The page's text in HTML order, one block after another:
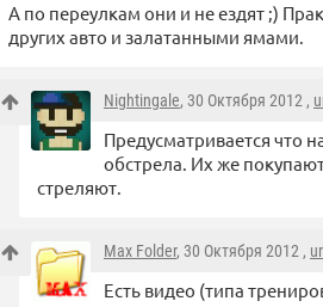
А по переулкам они и не ездят ;)
других авто и залатанными ямами.
Nightingale, 30 Октября 2012 ,
Предусматривается что
обстрела. Их же
стреляют.
Max Folder, 30 Октября 2012 , url
Есть видео (типа